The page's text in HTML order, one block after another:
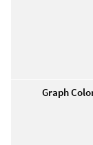
Graph